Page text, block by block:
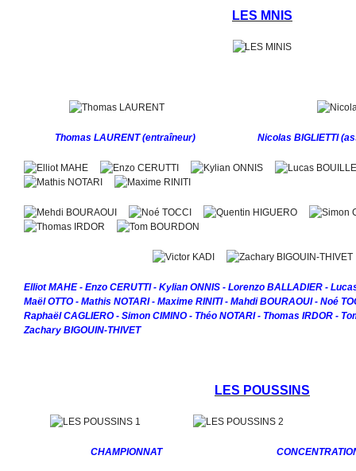
LES MNIS
Thomas LAURENT(entraîneur) Nicolas BIGLIETTI
Elliot MAHE - Enzo CERUTTI - Kylian ONNIS - Lorenzo BALLADIER -
Maël OTTO - Mathis NOTARI - Maxime RINITI - Mahdi BOURAOUI - Noé
Raphaël CAGLIERO - Simon CIMINO - Théo NOTARI - Thomas IRDOR -
Zachary BIGOUIN-THIVET
LES POUSSINS
CHAMPIONNAT